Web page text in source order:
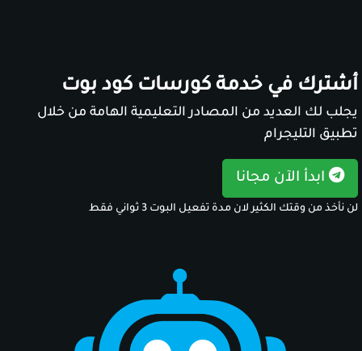
أشترك في خدمة كورسات كود بوت
يجلب لك العديد من المصادر التعليمية الهامة من خلال
تطبيق التليجرام
ابدأ الآن مجانا
لن نأخذ من وقتك الكثير لان مدة تفعيل البوت 3 ثواني فقط